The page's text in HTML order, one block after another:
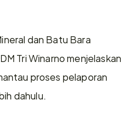
dan Batu Bara
Tri Winarno menjelaskan
proses pelaporan
dahulu.